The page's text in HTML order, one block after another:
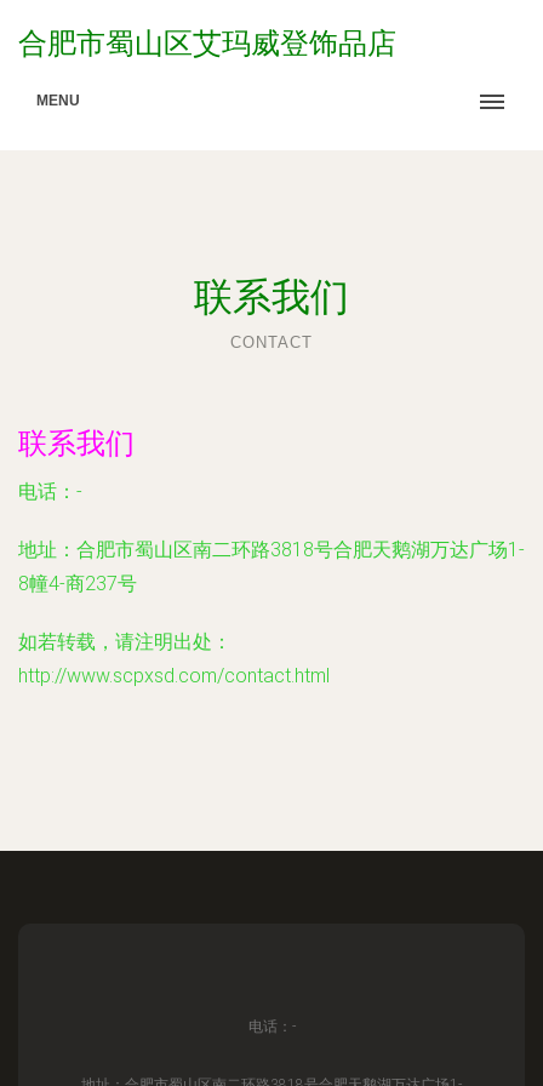
合肥市蜀山区艾玛威登饰品店
MENU
联系我们
CONTACT
联系我们
电话：-
地址：合肥市蜀山区南二环路3818号合肥天鹅湖万达广场1-
8幢4-商237号
如若转载，请注明出处：
http://www.scpxsd.com/contact.html
电话：-